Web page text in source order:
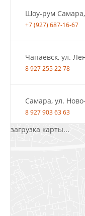
Шоу-рум
+7 (927) 687-16-67
Чапаевск, ул.
8 927 255 22 78
Самара, ул.
8 927 903 63 63
загрузка карты...